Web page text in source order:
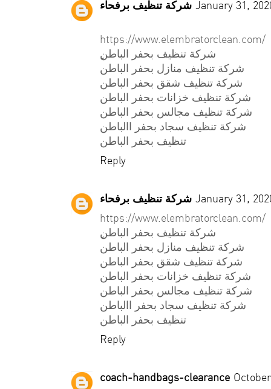
شركة تنظيف برفحاء January 31,
https://www.elembratorclean.com/
ِشركة تنظيف بحفر الباطن
شركة تنظيف منازل بحفر الباطن
شركة تنظيف شقق بحفر الباطن
شركة تنظيف خزانات بحفر الباطن
شركة تنظيف مجالس بحفر الباطن
شركة تنظيف سجاد بحفر االباطن
تنظيف بحفر الباطن
Reply
شركة تنظيف برفحاء January 31,
https://www.elembratorclean.com/
ِشركة تنظيف بحفر الباطن
شركة تنظيف منازل بحفر الباطن
شركة تنظيف شقق بحفر الباطن
شركة تنظيف خزانات بحفر الباطن
شركة تنظيف مجالس بحفر الباطن
شركة تنظيف سجاد بحفر االباطن
تنظيف بحفر الباطن
Reply
coach-handbags-clearance